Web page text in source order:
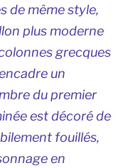
de même style,
plus moderne
grecques
un
du premier
est décoré de
fouillés,
en